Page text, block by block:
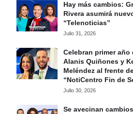
Hay más cambios:
Rivera asumirá
“Telenoticias”
Julio 31, 2026
Celebran primer año
Alanis Quiñones y
Meléndez al frente
“NotiCentro Fin de
Julio 30, 2026
Se avecinan